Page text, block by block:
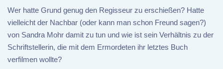
Wer hatte Grund genug den Regisseur zu erschießen? Hatte
vielleicht der Nachbar (oder kann man schon Freund sagen?)
von Sandra Mohr damit zu tun und wie ist sein Verhältnis zu der
Schriftstellerin, die mit dem Ermordeten ihr letztes Buch
verfilmen wollte?